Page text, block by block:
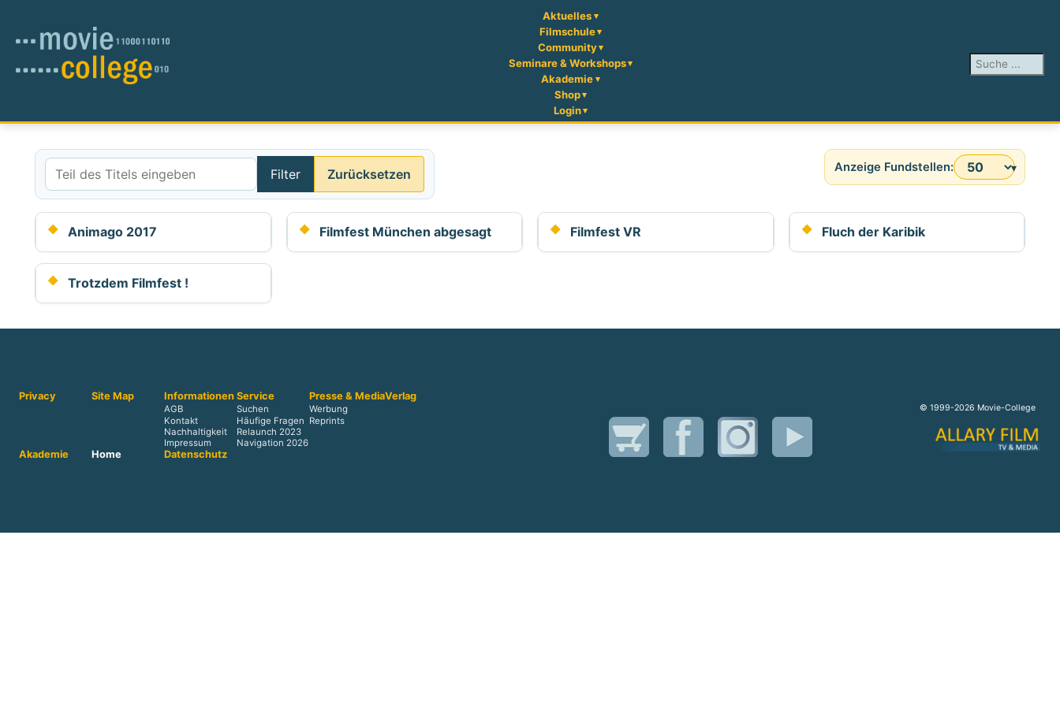
Aktuelles
Filmschule
Community
Seminare & Workshops
Akademie
Shop
Login
Suchen ...
Teil des Titels eingeben
Filter Zurücksetzen Anzeige #
Animago 2017 Filmfest München abgesagt Filmfest VR Fluch der Karibik
Trotzdem Filmfest !
Privacy Site Map Informationen
AGB
Kontakt
Nachhaltigkeit
Impressum
Service
Suchen
Häufige Fragen
Relaunch 2023
Navigation 2026
Presse & Media
Werbung
Reprints
Verlag
Akademie Home Datenschutz
© 1999-2026 Movie-College